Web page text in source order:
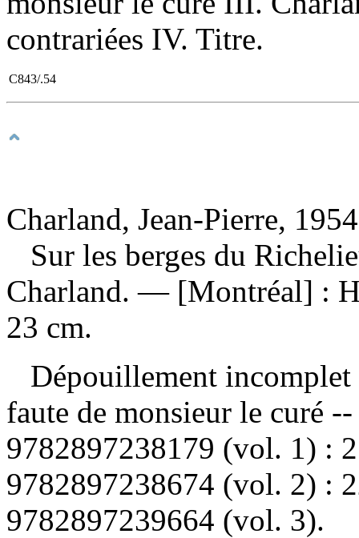
contrariées IV. Titre.
C843/.54
Charland, Jean-Pierre,
Sur les berges du
Charland. — [Montréal] :
23 cm.
Dépouillement
faute de monsieur le curé
9782897238179 (vol. 1) :
9782897238674 (vol. 2) :
9782897239664 (vol. 3).